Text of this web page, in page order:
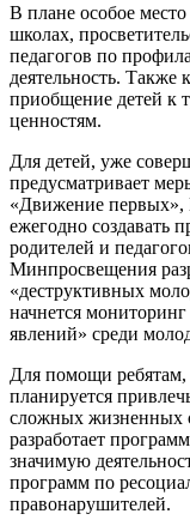
В плане особое
школах,
педагогов по
деятельность. Также
приобщение детей к
ценностям.
Для детей, уже
предусматривает
«Движение
ежегодно создавать
родителей и
Минпросвещения
«деструктивных
начнется
явлений» среди
Для помощи
планируется
сложных жизненных
разработает
значимую
программ по
правонарушителей.